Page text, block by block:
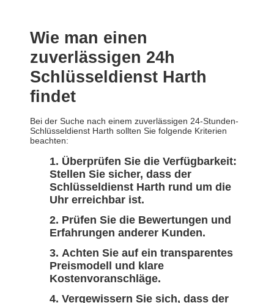
Wie man einen
zuverlässigen 24h
Schlüsseldienst Harth
findet
Bei der Suche nach einem zuverlässigen 24-Stunden-
Schlüsseldienst Harth sollten Sie folgende Kriterien
beachten:
Überprüfen Sie die Verfügbarkeit:
Stellen Sie sicher, dass der
Schlüsseldienst Harth rund um die
Uhr erreichbar ist.
Prüfen Sie die Bewertungen und
Erfahrungen anderer Kunden.
Achten Sie auf ein transparentes
Preismodell und klare
Kostenvoranschläge.
Vergewissern Sie sich, dass der